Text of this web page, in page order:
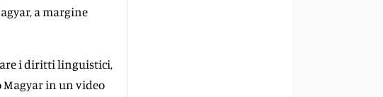
a margine
i diritti linguistici,
in un video